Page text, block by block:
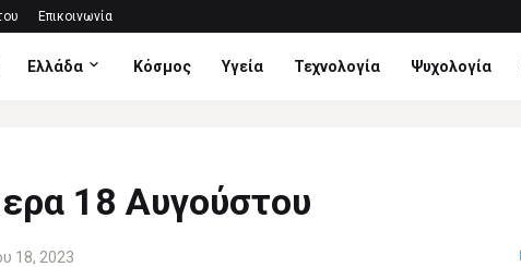
Επικοινωνία
Ελλάδα Κόσμος Υγεία Τεχνολογία Ψυχολογία
18 Αυγούστου
18, 2023